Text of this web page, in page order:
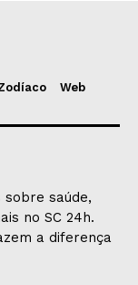
Web
saúde,
no SC 24h.
a diferença